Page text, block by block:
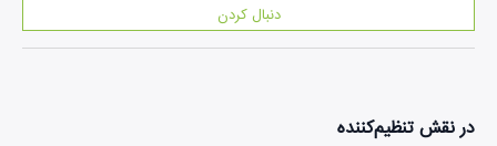
دنبال کردن
در نقشتنظیم‌کننده